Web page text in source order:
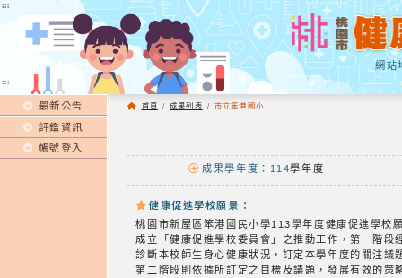
:::
網站
:::
最新公告
評鑑資訊
帳號登入
首頁 / 成果列表 / 市立笨港國小
成果學年度：114學年度
健康促進學校願景：
桃園市新屋區笨港國民小學113學年度健康促進學校
成立「健康促進學校委員會」之推動工作，第一階
診斷本校師生身心健康狀況，訂定本學年度的關注
第二階段則依據所訂定之目標及議題，發展有效的
:::